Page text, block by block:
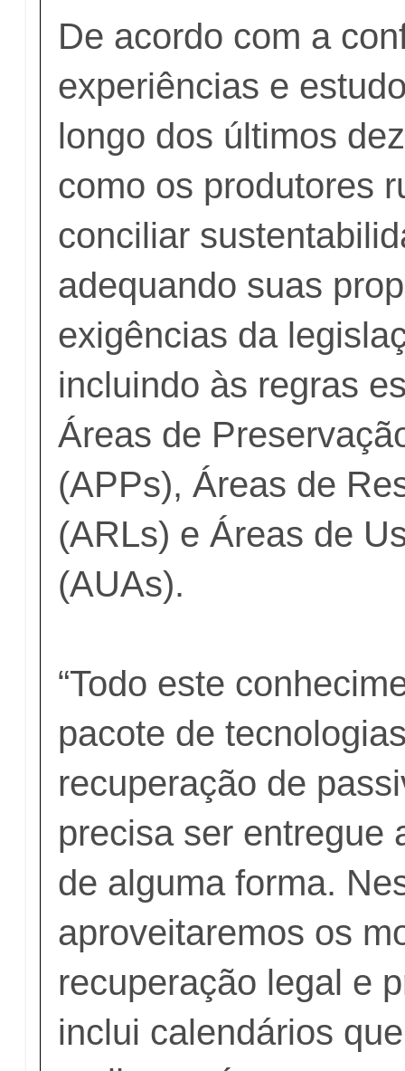
De acordo com a
experiências e
longo dos últimos
como os produtores
conciliar
adequando suas
exigências da
incluindo às regras
Áreas de
(APPs), Áreas de
(ARLs) e Áreas de
(AUAs).
“Todo este
pacote de
recuperação de
precisa ser entregue
de alguma forma.
aproveitaremos os
recuperação legal e
inclui calendários